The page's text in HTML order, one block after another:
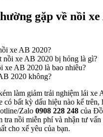
gặp về nồi
xe AB 2020?
nồi xe AB 2020 bị hỏng là gì?
xe AB 2020 là bao nhiêu?
2020 không?
làm giảm trải nghiệm lái xe
có bất kỳ dấu hiệu nào kể trên,
Zalo 0908 228 248 của
tra nồi miễn phí và nhận tư vấn
cho xế yêu của bạn.